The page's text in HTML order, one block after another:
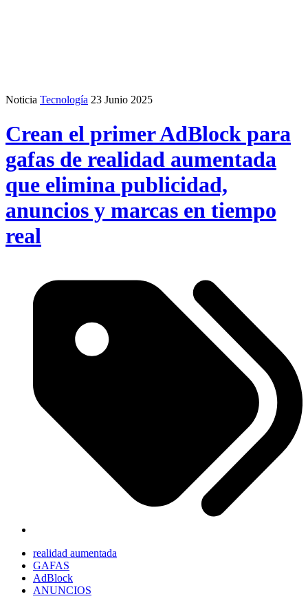
Noticia Tecnología 23 Junio 2025
Crean el primer AdBlock para
gafas de realidad aumentada
que elimina publicidad,
anuncios y marcas en tiempo
real
realidad aumentada
GAFAS
AdBlock
ANUNCIOS